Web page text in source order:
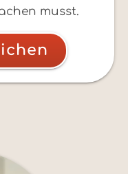
musst.